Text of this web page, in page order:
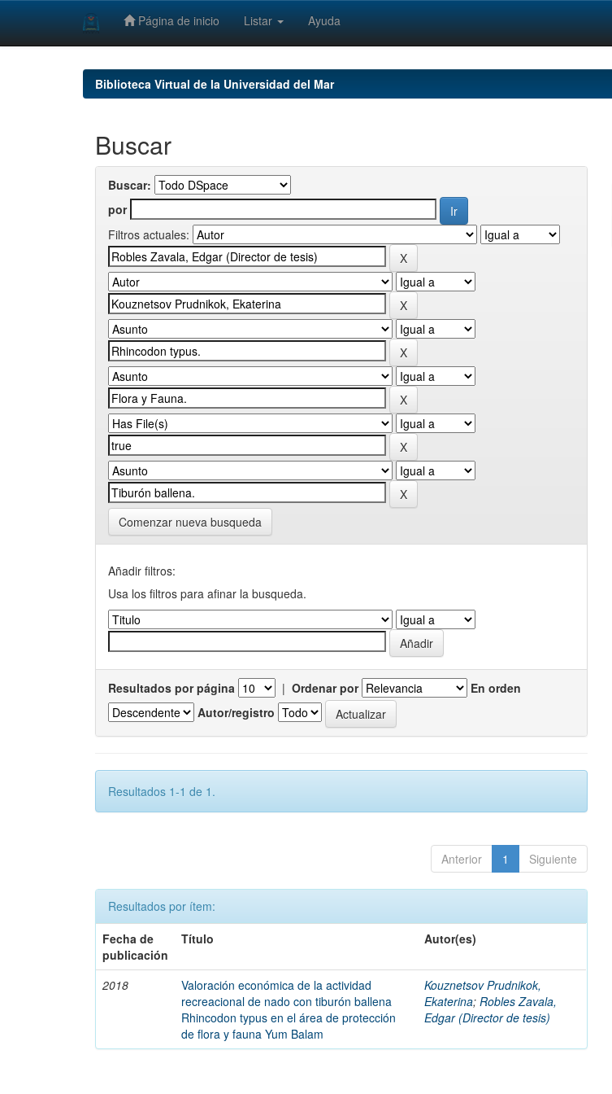
Página de inicio Listar Ayuda
Biblioteca Virtual de la Universidad del Mar
Buscar
Buscar:
por
Filtros actuales:
Comenzar nueva busqueda
Añadir filtros:
Usa los filtros para afinar la busqueda.
Resultados por página | Ordenar por
En orden
Autor/registro
Resultados 1-1 de 1.
Anterior 1 Siguiente
Resultados por ítem:
Fecha de
publicación
Título Autor(es)
2018
Valoración económica de la actividad
recreacional de nado con tiburón ballena
Rhincodon typus en el área de protección
de flora y fauna Yum Balam
Kouznetsov Prudnikok,
Ekaterina;Robles Zavala,
Edgar (Director de tesis)